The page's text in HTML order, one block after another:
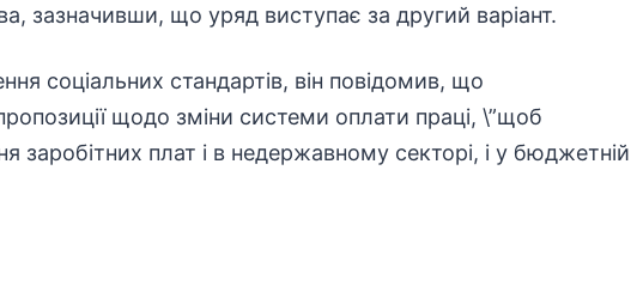
зазначивши, що уряд виступає за другий варіант.
соціальних стандартів, він повідомив, що
щодо зміни системи оплати праці, \”щоб
заробітних плат і в недержавному секторі, і у бюджетній